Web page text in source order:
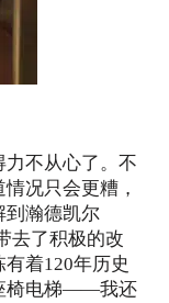
不从心了。不
况只会更糟，
到瀚德凯尔
去了积极的改
着120年历史
椅电梯——我还